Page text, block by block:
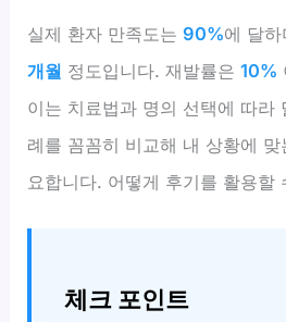
실제 환자 만족도는90%에 달
개월 정도입니다. 재발률은10%
이는 치료법과 명의 선택에 따라
례를 꼼꼼히 비교해 내 상황에
요합니다. 어떻게 후기를 활용할
체크 포인트